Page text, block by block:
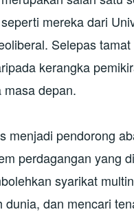
mereka dari
Selepas
kerangka
depan.
menjadi pendorong
perdagangan yang
syarikat
dunia, dan mencari